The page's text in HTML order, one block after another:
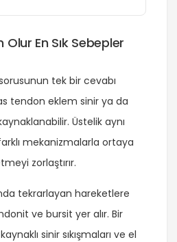
Olur En Sık Sebepler
tek bir cevabı
tendon eklem sinir ya da
Üstelik aynı
mekanizmalarla ortaya
zorlaştırır.
tekrarlayan hareketlere
ve bursit yer alır. Bir
sinir sıkışmaları ve el